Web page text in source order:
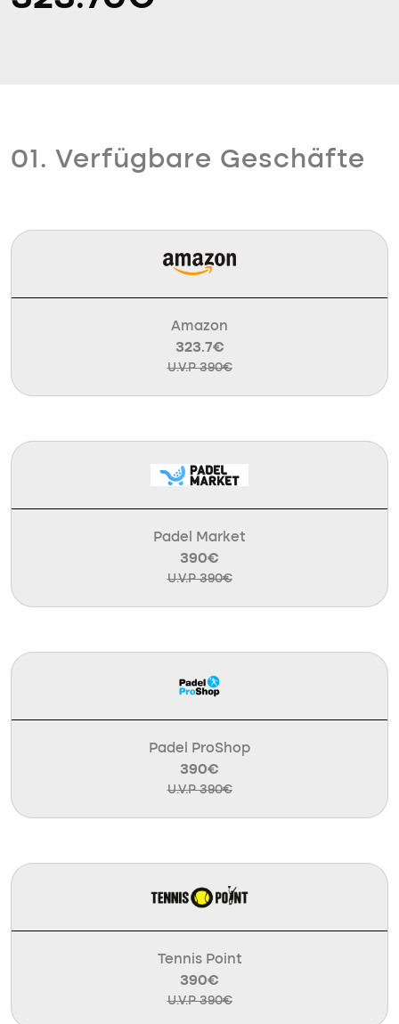
01. Verfügbare Geschäfte
Amazon
323.7€
U.V.P 390€
Padel Market
390€
U.V.P 390€
Padel ProShop
390€
U.V.P 390€
Tennis Point
390€
U.V.P 390€